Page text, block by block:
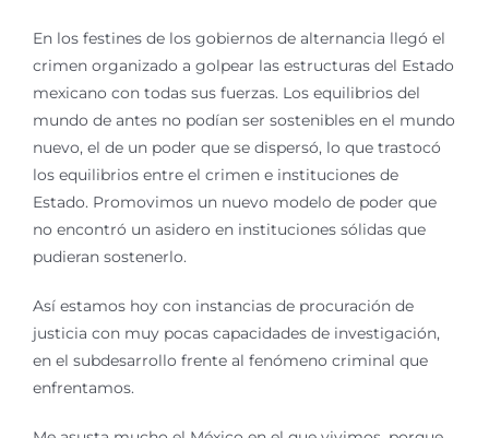
En los festines de los gobiernos de alternancia llegó el
crimen organizado a golpear las estructuras del Estado
mexicano con todas sus fuerzas. Los equilibrios del
mundo de antes no podían ser sostenibles en el mundo
nuevo, el de un poder que se dispersó, lo que trastocó
los equilibrios entre el crimen e instituciones de
Estado. Promovimos un nuevo modelo de poder que
no encontró un asidero en instituciones sólidas que
pudieran sostenerlo.
Así estamos hoy con instancias de procuración de
justicia con muy pocas capacidades de investigación,
en el subdesarrollo frente al fenómeno criminal que
enfrentamos.